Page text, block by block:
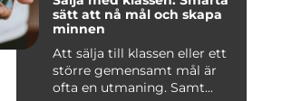
sätt att nå mål och skapa
minnen
Att sälja till klassen eller ett
större gemensamt mål är
ofta en utmaning. Samt...